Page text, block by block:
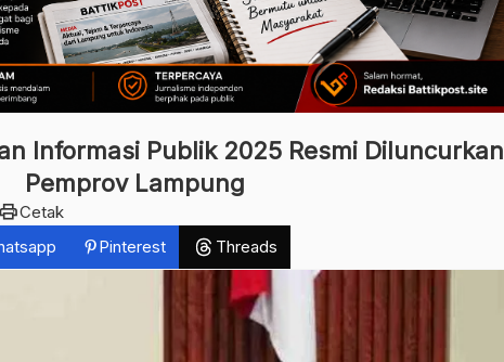
Informasi Publik 2025 Resmi Diluncurkan
Pemprov Lampung
printCetak
Pinterest Threads